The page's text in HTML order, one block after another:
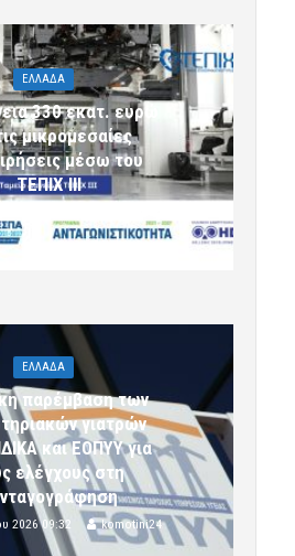
ΕΛΛΑΔΑ
330 εκατ. ευρώ
μικρομεσαίες
μέσω του
ΤΕΠΙΧ ΙΙΙ
ΕΛΛΑΔΑ
παρέμβαση των
γιατρών
και ΕΟΠΥΥ για
ελέγχους στη
2026 09:32 komotini24